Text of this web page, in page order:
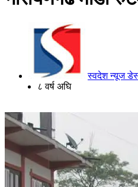
स्वदेश न्यूज
८ वर्ष अघि